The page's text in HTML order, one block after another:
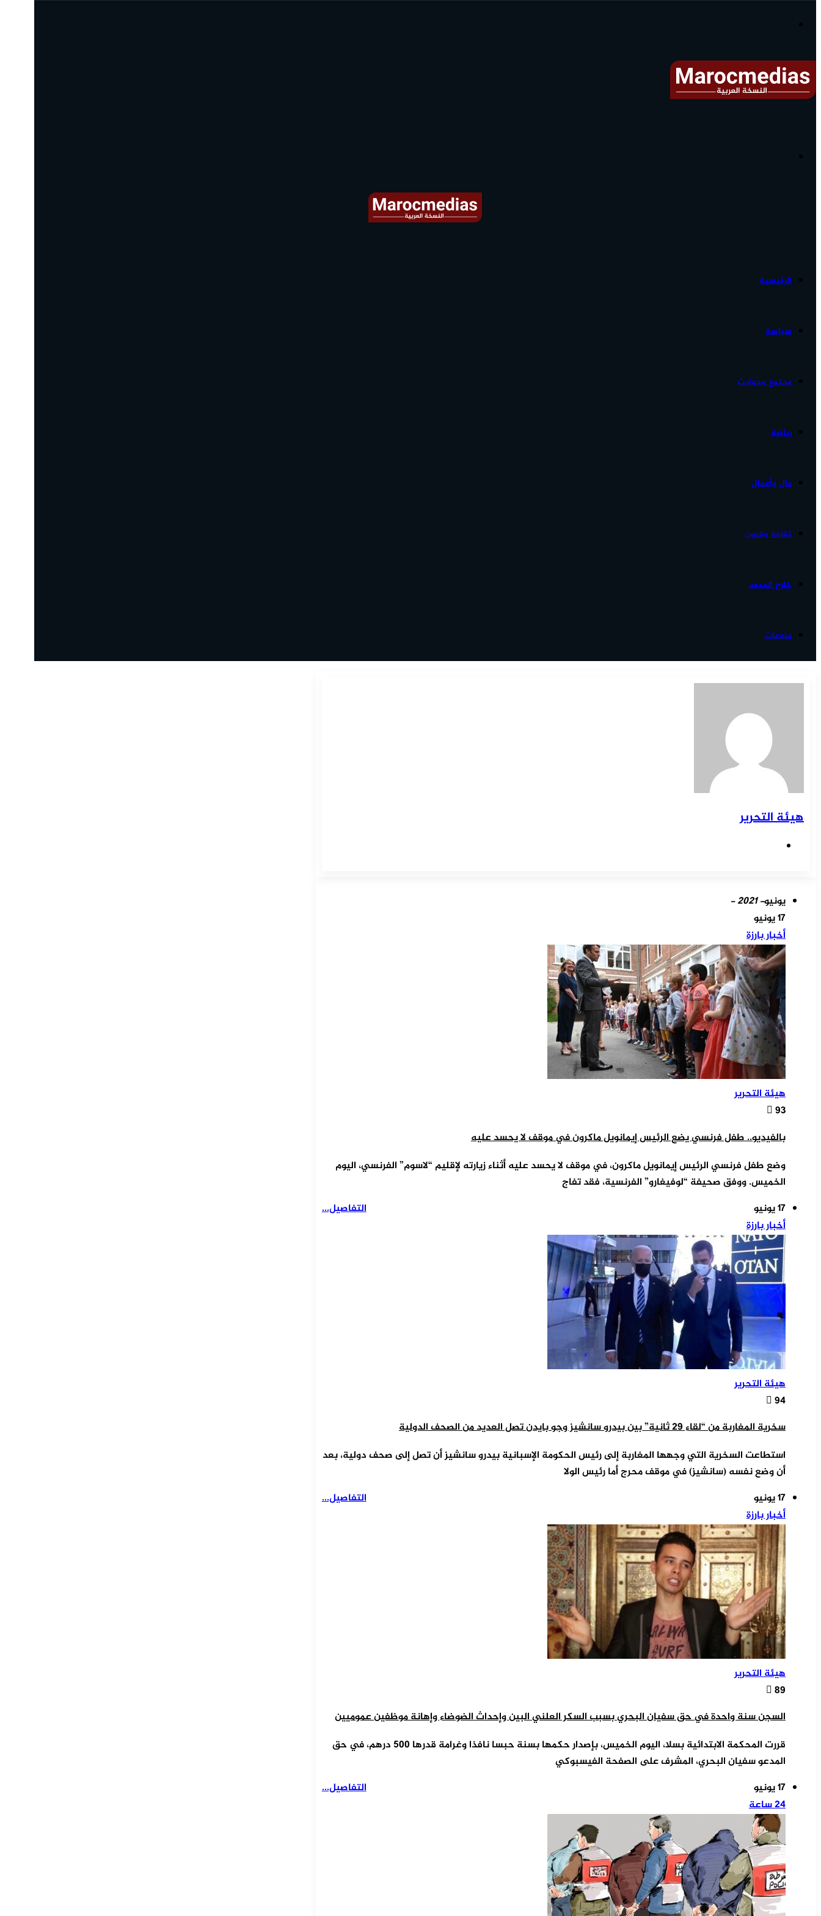
الرئيسية
سياسة
مجتمع وحوادث
رياضة
مال وأعمال
ثقافة وفنون
خارج الحدود
منوعات
هيئة التحرير
يونيو- 2021 -
17 يونيو
أخبار بارزة
هيئة التحرير
93
بالفيديو.. طفل فرنسي يضع الرئيس إيمانويل ماكرون في موقف لا يحسد عليه
وضع طفل فرنسي الرئيس إيمانويل ماكرون، في موقف لا يحسد عليه أثناء زيارته لإقليم “لاسوم” الفرنسي، اليوم
الخميس. ووفق صحيفة “لوفيغارو” الفرنسية، فقد تفاج
التفاصيل...
17 يونيو
أخبار بارزة
هيئة التحرير
94
سخرية المغاربة من “لقاء 29 ثانية” بين بيدرو سانشيز وجو بايدن تصل العديد من الصحف الدولية
استطاعت السخرية التي وجهها المغاربة إلى رئيس الحكومة الإسبانية بيدرو سانشيز أن تصل إلى صحف دولية، بعد
أن وضع نفسه (سانشيز) في موقف محرج أما رئيس الولا
التفاصيل...
17 يونيو
أخبار بارزة
هيئة التحرير
89
السجن سنة واحدة في حق سفيان البحري بسبب السكر العلني البين وإحداث الضوضاء وإهانة موظفين عموميين
قررت المحكمة الابتدائية بسلا، اليوم الخميس، بإصدار حكمها بسنة حبسا نافذا وغرامة قدرها 500 درهم، في حق
المدعو سفيان البحري، المشرف على الصفحة الفيسبوكي
التفاصيل...
17 يونيو
24 ساعة